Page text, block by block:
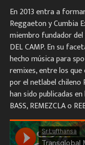
En 2013 entra a
Reggaeton y Cumbia
miembro fundador del
DEL CAMP. En su
hecho música para
remixes, entre los
por el netlabel chileno
han sido publicadas
BASS, REMEZCLA o